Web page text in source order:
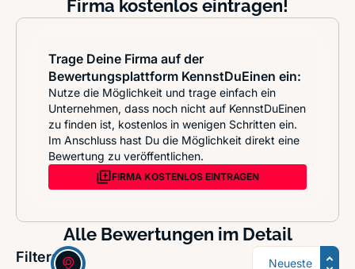
Firma kostenlos eintragen!
Trage Deine Firma auf der
Bewertungsplattform KennstDuEinen ein:
Nutze die Möglichkeit und trage einfach ein
Unternehmen, dass noch nicht auf KennstDuEinen
zu finden ist, kostenlos in wenigen Schritten ein.
Im Anschluss hast Du die Möglichkeit direkt eine
Bewertung zu veröffentlichen.
FIRMA KOSTENLOS EINTRAGEN
Alle Bewertungen im Detail
Filter: Sortierung